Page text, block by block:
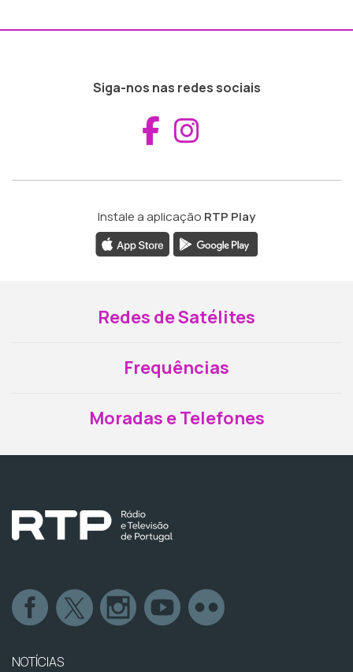
Siga-nos nas redes sociais
Aceder ao
Instale a aplicação RTP Play
Redes de Satélites
Frequências
Moradas e Telefones
NOTÍCIAS